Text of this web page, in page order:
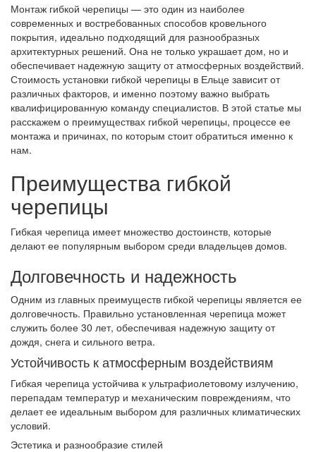
Монтаж гибкой черепицы — это один из наиболее
современных и востребованных способов кровельного
покрытия, идеально подходящий для разнообразных
архитектурных решений. Она не только украшает дом, но и
обеспечивает надежную защиту от атмосферных воздействий.
Стоимость установки гибкой черепицы в Ельце зависит от
различных факторов, и именно поэтому важно выбрать
квалифицированную команду специалистов. В этой статье мы
расскажем о преимуществах гибкой черепицы, процессе ее
монтажа и причинах, по которым стоит обратиться именно к
нам.
Преимущества гибкой
черепицы
Гибкая черепица имеет множество достоинств, которые
делают ее популярным выбором среди владельцев домов.
Долговечность и надежность
Одним из главных преимуществ гибкой черепицы является ее
долговечность. Правильно установленная черепица может
служить более 30 лет, обеспечивая надежную защиту от
дождя, снега и сильного ветра.
Устойчивость к атмосферным воздействиям
Гибкая черепица устойчива к ультрафиолетовому излучению,
перепадам температур и механическим повреждениям, что
делает ее идеальным выбором для различных климатических
условий.
Эстетика и разнообразие стилей